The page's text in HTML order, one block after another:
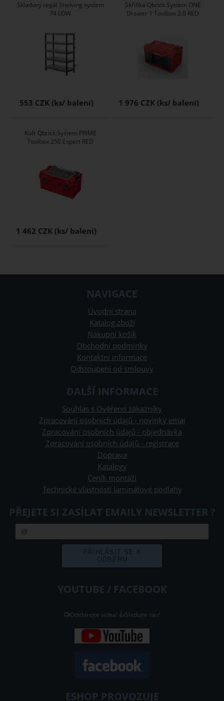
Skladový regál Shelving system
74 LOW
553 CZK
Skříňka Qbrick System ONE
Drawer 1 Toolbox 2.0 RED
1 976 CZK
Kufr Qbrick System PRIME
Toolbox 250 Expert RED
1 462 CZK
NAVIGACE
Úvodní strana
Katalog zboží
Nákupní košík
Obchodní podmínky
Kontaktní informace
Odstoupení od smlouvy
DALŠÍ INFORMACE
Souhlas s Ověřeno zákazníky
Zpracování osobních údajů - novinky emai
Zpracování osobních údajů - objednávka
Zpracování osobních údajů - registrace
Doprava
Katalogy
Ceník montáží
Technické vlastnosti laminátové podlahy
PŘEJETE SI ZASÍLAT EMAILY NEWSLETTER ?
YOUTUBE / FACEBOOK
📺Odebírejte videa! 👍Sledujte nás!
ESHOP PROVOZUJE